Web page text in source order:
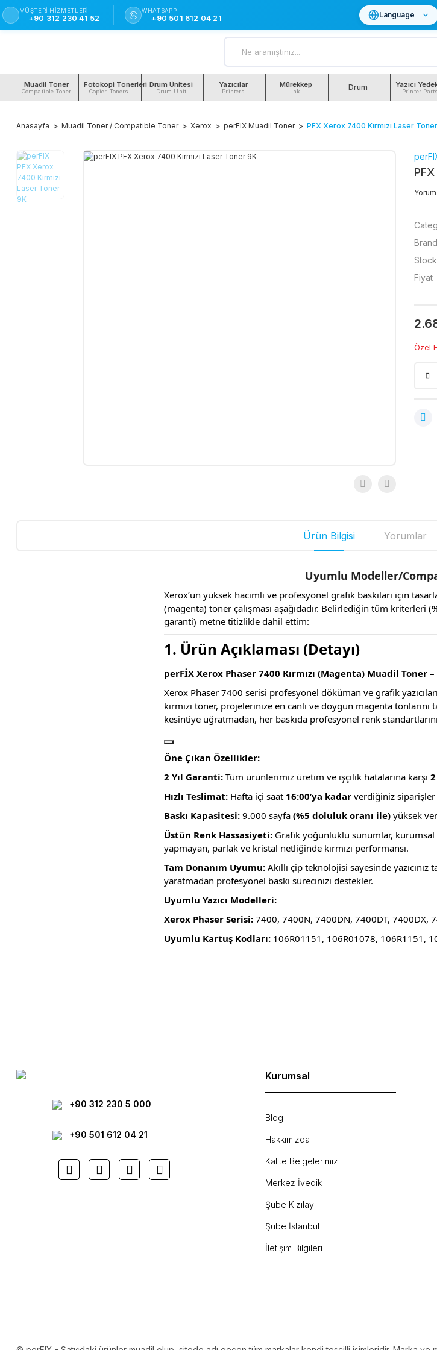
MÜŞTERI HIZMETLERI
+90 312 230 41 52
WHATSAPP
+90 501 612 04 21 Language
Muadil Toner
Compatible Toner
Fotokopi Tonerleri
Copier Toners
Drum Ünitesi
Drum Unit
Yazıcılar
Printers
Mürekkep
Ink Drum Yazıcı
Printer Parts
Anasayfa Muadil Toner / Compatible Toner Xerox perFIX Muadil Toner PFX Xerox 7400 Kırmızı Laser
Brand
Fiyat
Özel
Ürün Bilgisi Yorumlar
Uyumlu Modeller/
Xerox’un yüksek hacimli ve profesyonel grafik baskıları için
(magenta) toner çalışması aşağıdadır. Belirlediğin tüm kriterleri
garanti) metne titizlikle dahil ettim:
1. Ürün Açıklaması (Detayı)
perFİX Xerox Phaser 7400 Kırmızı (Magenta) Muadil Toner –
Xerox Phaser 7400 serisi profesyonel döküman ve grafik
kırmızı toner, projelerinize en canlı ve doygun magenta tonlarını
kesintiye uğratmadan, her baskıda profesyonel renk
Öne Çıkan Özellikler:
2 Yıl Garanti: Tüm ürünlerimiz üretim ve işçilik hatalarına karşı
Hızlı Teslimat: Hafta içi saat 16:00’ya kadar verdiğiniz siparişler
Baskı Kapasitesi: 9.000 sayfa (%5 doluluk oranı ile) yüksek
Üstün Renk Hassasiyeti: Grafik yoğunluklu sunumlar, kurumsal
yapmayan, parlak ve kristal netliğinde kırmızı performansı.
Tam Donanım Uyumu: Akıllı çip teknolojisi sayesinde
yaratmadan profesyonel baskı sürecinizi destekler.
Uyumlu Yazıcı Modelleri:
Xerox Phaser Serisi: 7400, 7400N, 7400DN, 7400DT, 7400DX,
Uyumlu Kartuş Kodları: 106R01151, 106R01078, 106R1151,
+90 312 230 5 000
+90 501 612 04 21
Kurumsal
Blog
Hakkımızda
Kalite Belgelerimiz
Merkez İvedik
Şube Kızılay
Şube İstanbul
İletişim Bilgileri